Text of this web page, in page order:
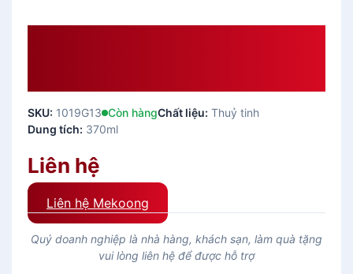
SKU: 1019G13 Còn hàngChất liệu: Thuỷ tinh
Dung tích: 370ml
Liên hệ
Liên hệ Mekoong
Quý doanh nghiệp là nhà hàng, khách sạn, làm quà tặng
vui lòng liên hệ để được hỗ trợ